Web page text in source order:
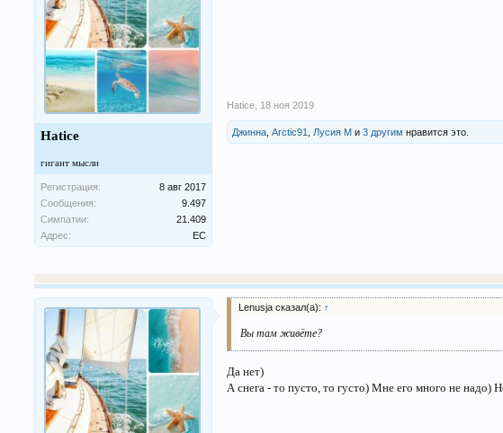
Hatice
гигант мысли
Регистрация:
8 авг 2017
Сообщения:
9.497
Симпатии:
21.409
Адрес:
ЕС
Hatice 18 ноя 2019
Джинна ,Arctic91 Лусия М и3 другим нравится это.
Lenusja сказал(а): ↑
Вы там живёте?
Да нет)
А снега - то пусто, то густо) Мне его много не надо)